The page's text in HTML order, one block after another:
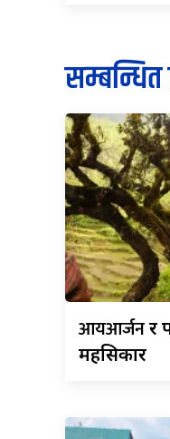
आयआर्जनर
महसिकार